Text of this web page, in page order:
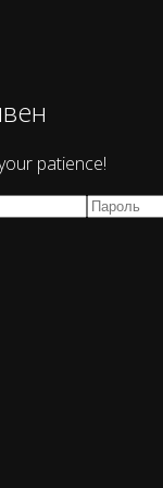
patience!